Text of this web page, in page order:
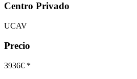
Centro Privado
UCAV
Precio
3936€ *